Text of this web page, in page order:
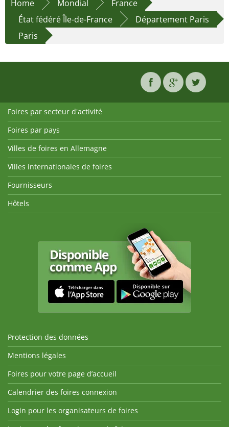
Home Mondial
France
État fédéré Île-de-France
Département Paris
Paris
Foires par secteur d'activité
Foires par pays
Villes de foires en Allemagne
Villes internationales de foires
Fournisseurs
Hôtels
Protection des données
Mentions légales
Foires pour votre page d’accueil
Calendrier des foires connexion
Login pour les organisateurs de foires